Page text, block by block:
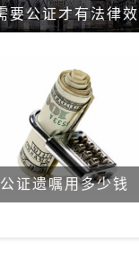
公证遗嘱用多少钱